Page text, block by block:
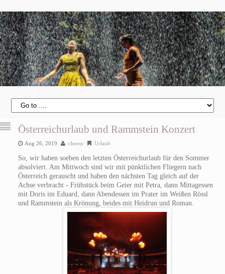
Österreichurlaub und Rammstein Konzert
Aug 26, 2019 cheesy Urlaub
So, wir haben soeben den letzten Österreichurlaub für den Sommer
absolviert. Am Mittwoch sind wir mit pünktlichen Fliegern nach
Österreich gerauscht und haben den nächsten Tag gleich auf der
Achse verbracht - Frühstück beim Geier mit Petra, dann Mittagessen
mit Doris im Eduard, dann Abendessen im Prater im Weißen Rössl
und Rammstein als Krönung, beides mit Heidrun und Roman.